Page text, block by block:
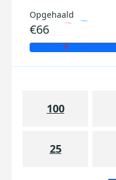
Opgehaald
€66
100
25